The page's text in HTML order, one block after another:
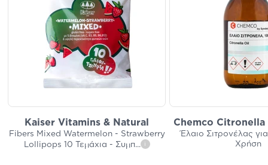
Kaiser Vitamins & Natural
Fibers Mixed Watermelon - Strawberry
Lollipops 10 Τεμάχια - Συμπ... i
Chemco
Έλαιο Σιτρονέλας
Χρήση